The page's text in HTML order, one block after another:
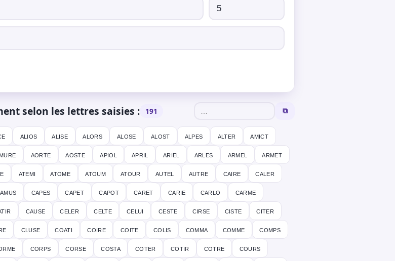
selon les lettres saisies : 191 ⧉
alios alise alors alose alost alpes alter amict
aorte aoste apiol april ariel arles armel armet
atemi atome atoum atour autel autre caire caler
capes capet capot caret carie carlo carme
cause celer celte celui ceste cirse ciste citer
cluse coati coire coite colis comma comme comps
corps corse costa coter cotir cotre cours